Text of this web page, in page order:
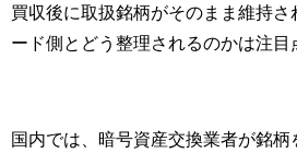
買収後に取扱銘柄がそのまま維持さ
ード側とどう整理されるのかは注目
国内では、暗号資産交換業者が銘